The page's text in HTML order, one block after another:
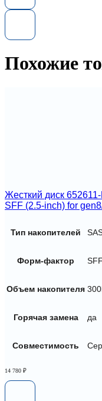
001
Power
Supply
Похожие
Жесткий диск
SFF (2.5-inch) for
Тип накопителей
Форм-фактор
Объем накопителя
Горячая замена да
Совместимость
14 780 ₽